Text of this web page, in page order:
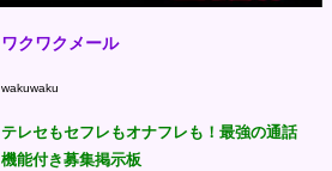
ワクワクメール
wakuwaku
テレセもセフレもオナフレも！最強の通話
機能付き募集掲示板